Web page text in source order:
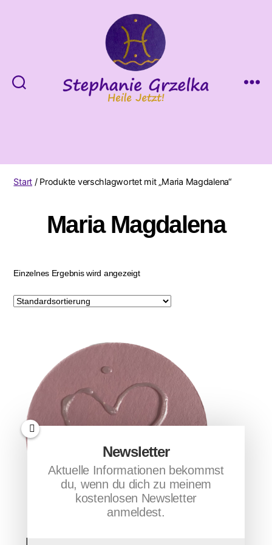
Start / Produkte verschlagwortet mit „Maria Magdalena“
Maria Magdalena
Einzelnes Ergebnis wird angezeigt
Newsletter
Aktuelle Informationen bekommst
du, wenn du dich zu meinem
kostenlosen Newsletter
anmeldest.